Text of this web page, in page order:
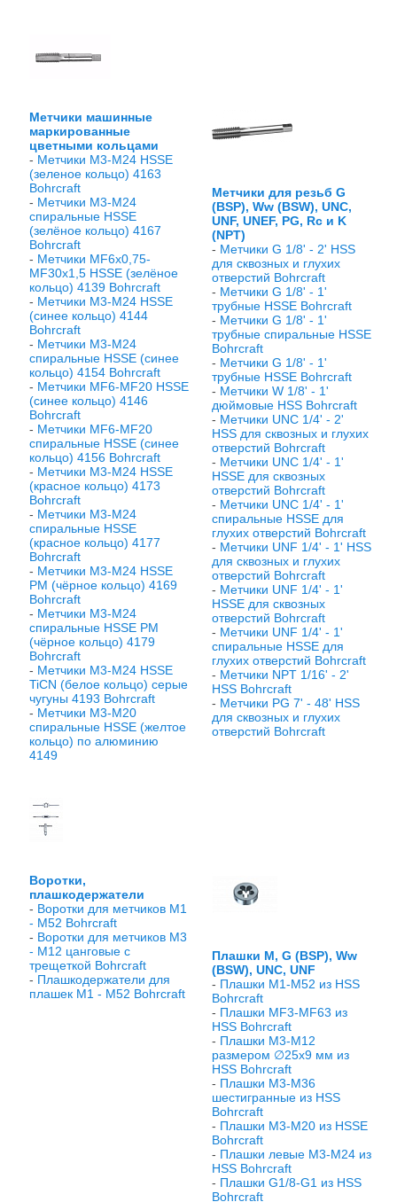
Метчики машинные
маркированные
цветными кольцами
- Метчики М3-М24 HSSE
(зеленое кольцо) 4163
Bohrcraft
- Метчики М3-М24
спиральные HSSE
(зелёное кольцо) 4167
Bohrcraft
- Метчики МF6x0,75-
МF30x1,5 HSSE (зелёное
кольцо) 4139 Bohrcraft
- Метчики М3-М24 HSSE
(синее кольцо) 4144
Bohrcraft
- Метчики М3-М24
спиральные HSSE (синее
кольцо) 4154 Bohrcraft
- Метчики МF6-МF20 HSSE
(синее кольцо) 4146
Bohrcraft
- Метчики МF6-МF20
спиральные HSSE (синее
кольцо) 4156 Bohrcraft
- Метчики М3-М24 HSSE
(красное кольцо) 4173
Bohrcraft
- Метчики М3-М24
спиральные HSSE
(красное кольцо) 4177
Bohrcraft
- Метчики М3-М24 HSSE
PM (чёрное кольцо) 4169
Bohrcraft
- Метчики М3-М24
спиральные HSSE PM
(чёрное кольцо) 4179
Bohrcraft
- Метчики М3-М24 HSSE
TiCN (белое кольцо) серые
чугуны 4193 Bohrcraft
- Метчики М3-М20
спиральные HSSE (желтое
кольцо) по алюминию
4149
Метчики для резьб G
(BSP), Ww (BSW), UNC,
UNF, UNEF, PG, Rc и K
(NPT)
- Метчики G 1/8' - 2' HSS
для сквозных и глухих
отверстий Bohrcraft
- Метчики G 1/8' - 1'
трубные HSSE Bohrcraft
- Метчики G 1/8' - 1'
трубные спиральные HSSE
Bohrcraft
- Метчики G 1/8' - 1'
трубные HSSE Bohrcraft
- Метчики W 1/8' - 1'
дюймовые HSS Bohrcraft
- Метчики UNC 1/4' - 2'
HSS для сквозных и глухих
отверстий Bohrcraft
- Метчики UNC 1/4' - 1'
HSSE для сквозных
отверстий Bohrcraft
- Метчики UNC 1/4' - 1'
спиральные HSSE для
глухих отверстий Bohrcraft
- Метчики UNF 1/4' - 1' HSS
для сквозных и глухих
отверстий Bohrcraft
- Метчики UNF 1/4' - 1'
HSSE для сквозных
отверстий Bohrcraft
- Метчики UNF 1/4' - 1'
спиральные HSSE для
глухих отверстий Bohrcraft
- Метчики NPT 1/16' - 2'
HSS Bohrcraft
- Метчики PG 7' - 48' HSS
для сквозных и глухих
отверстий Bohrcraft
Воротки,
плашкодержатели
- Воротки для метчиков М1
- М52 Bohrcraft
- Воротки для метчиков M3
- M12 цанговые с
трещеткой Bohrcraft
- Плашкодержатели для
плашек М1 - М52 Bohrcraft
Плашки M, G (BSP), Ww
(BSW), UNC, UNF
- Плашки M1-М52 из HSS
Bohrcraft
- Плашки MF3-MF63 из
HSS Bohrcraft
- Плашки M3-М12
размером ∅25х9 мм из
HSS Bohrcraft
- Плашки M3-М36
шестигранные из HSS
Bohrcraft
- Плашки М3-М20 из HSSE
Bohrcraft
- Плашки левые М3-М24 из
HSS Bohrcraft
- Плашки G1/8-G1 из HSS
Bohrcraft